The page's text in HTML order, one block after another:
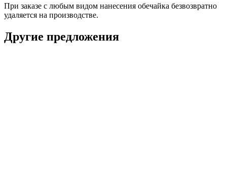
При заказе с любым видом нанесения обечайка безвозвратно
удаляется на производстве.
Другие предложения